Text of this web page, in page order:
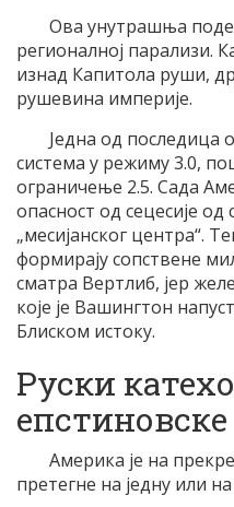
Ова унутрашња
регионалној парализи.
изнад Капитола руши,
рушевина империје.
Једна од последица
система у режиму 3.0,
ограничење 2.5. Сада
опасност од сецесије
„месијанског центра“.
формирају сопствене
сматра Вертлиб, јер
које је Вашингтон
Блиском истоку.
Руски
Америка је на
претегне на једну или